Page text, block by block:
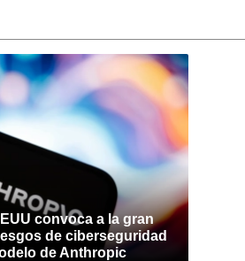
convoca a la gran
de ciberseguridad
de Anthropic